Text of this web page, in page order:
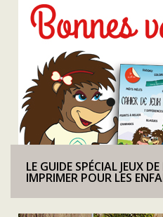
LE GUIDE SPÉCIAL JEUX
IMPRIMER POUR LES